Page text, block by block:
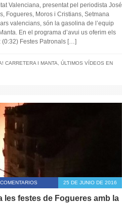
Valenciana, presentat pel periodista José
Fogueres, Moros i Cristians, Setmana
valencians, són la gasolina de l’equip
En el programa d’avui us oferim els
(0:32) Festes Patronals […]
CARRETERA I MANTA
ÚLTIMOS VÍDEOS EN
25 DE JUNIO DE 2016
les festes de Fogueres amb la